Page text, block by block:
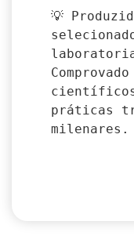
💡
práticas
milenares.